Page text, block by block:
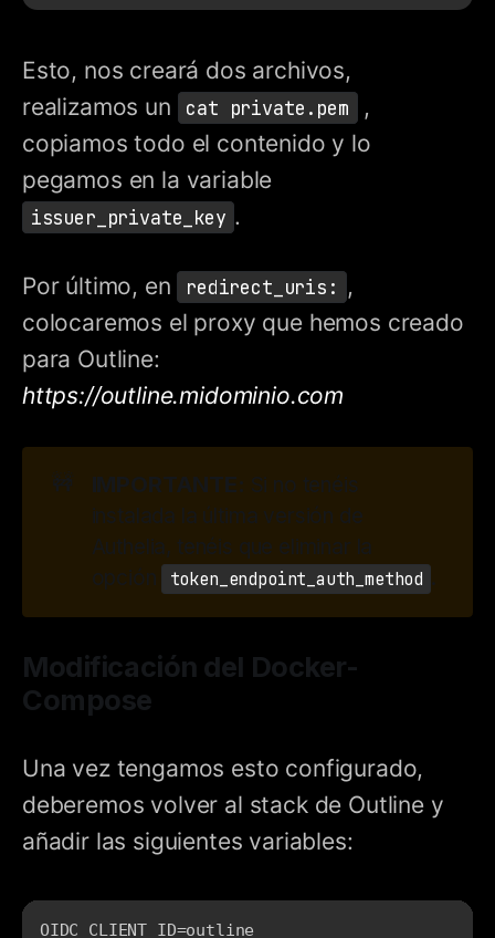
Esto, nos creará dos archivos,
realizamos un
cat private.pem
,
copiamos todo el contenido y lo
pegamos en la variable
issuer_private_key .
Por último, en redirect_uris: ,
colocaremos el proxy que hemos creado
para Outline:
https://outline.midominio.com
🚧 IMPORTANTE: Si no tenéis
instalada la última versión de
Authelia, tenéis que eliminar la
opción
token_endpoint_auth_method .
Modificación del Docker-
Compose
Una vez tengamos esto configurado,
deberemos volver al stack de Outline y
añadir las siguientes variables:
OIDC_CLIENT_ID=outline